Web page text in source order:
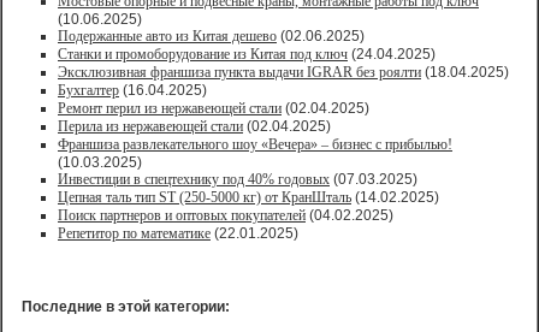
(10.06.2025)
Подержанные авто из Китая дешево (02.06.2025)
Станки и промоборудование из Китая под ключ (24.04.2025)
Эксклюзивная франшиза пункта выдачи IGRAR без роялти (18.04.2025)
Бухгалтер (16.04.2025)
Ремонт перил из нержавеющей стали (02.04.2025)
Перила из нержавеющей стали (02.04.2025)
Франшиза развлекательного шоу «Вечера» – бизнес с прибылью!
(10.03.2025)
Инвестиции в спецтехнику под 40% годовых (07.03.2025)
Цепная таль тип ST (250-5000 кг) от КранШталь (14.02.2025)
Поиск партнеров и оптовых покупателей (04.02.2025)
Репетитор по математике (22.01.2025)
Последние в этой категории: